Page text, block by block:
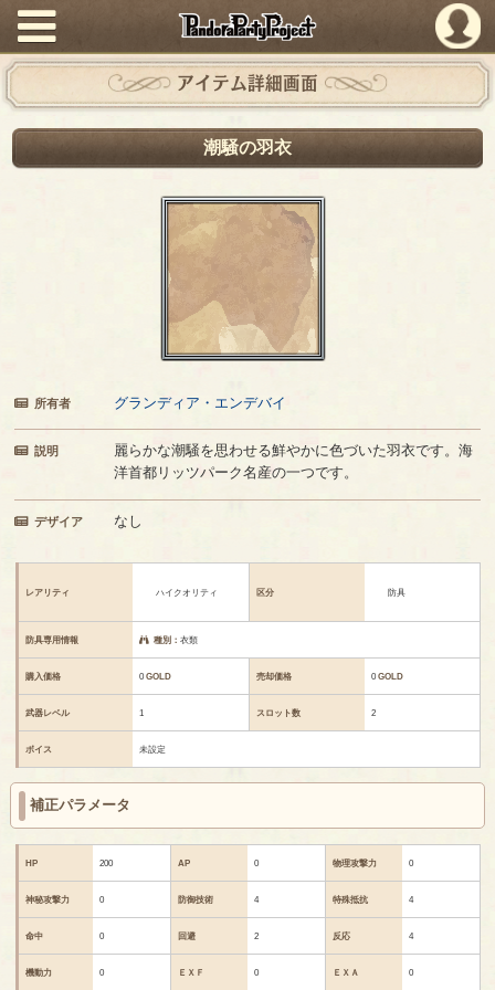
PandoraPartyProject
アイテム詳細画面
潮騒の羽衣
所有者 グランディア・エンデバイ
説明
麗らかな潮騒を思わせる鮮やかに色づいた羽衣です。海
洋首都リッツパーク名産の一つです。
デザイア なし
レアリティ ハイクオリティ 区分 防具
防具専用情報 種別：衣類
購入価格 0GOLD 売却価格 0GOLD
武器レベル 1 スロット数 2
ボイス 未設定
補正パラメータ
HP 200 AP 0 物理攻撃力 0
神秘攻撃力 0 防御技術 4 特殊抵抗 4
命中 0 回避 2 反応 4
機動力 0 ＥＸＦ 0 ＥＸＡ 0